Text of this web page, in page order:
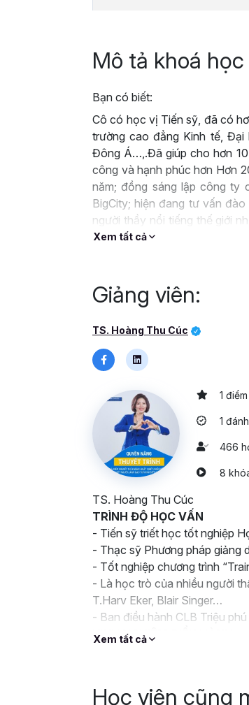
Mô tả khoá học
Bạn có biết:
Cô có học vị Tiến sỹ, đã có
trường cao đẳng Kinh tế,
Đông Á…,.Đã giúp cho hơn
công và hạnh phúc hơn Hơn
năm; đồng sáng lập công ty
BigCity; hiện đang tư vấn
người thầy nổi tiếng thế giới
là tác giả sách của nhiều đầu
hứng cho xã hội.
Khóa học này sẽ giúp bạn
lượt người xem và theo dõi;
gia; có những tuyệt chiêu để
Xem tất cả
Giảng viên:
TS. Hoàng Thu Cúc
1
1
466
8
TS. Hoàng Thu Cúc
TRÌNH ĐỘ HỌC VẤN
- Tiến sỹ triết học tốt nghiệp
- Thạc sỹ Phương pháp giảng
- Tốt nghiệp chương trình
- Là học trò của nhiều người
T.Harv Eker, Blair Singer…
- Ban điều hành CLB Triệu
KINH NGHIỆM ĐIỀU HÀNH
KINH NGHIỆM ĐÀO TẠO
Xem tất cả
Học viên cũng